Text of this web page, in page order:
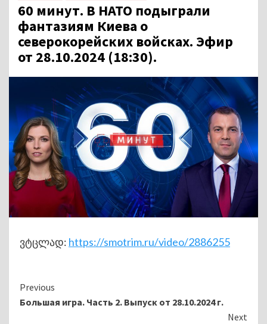
60 минут. В НАТО подыграли
фантазиям Киева о
северокорейских войсках. Эфир
от 28.10.2024 (18:30).
ვტცლად: https://smotrim.ru/video/2886255
Continue
Reading
Previous
Большая игра. Часть 2. Выпуск от 28.10.2024 г.
Next